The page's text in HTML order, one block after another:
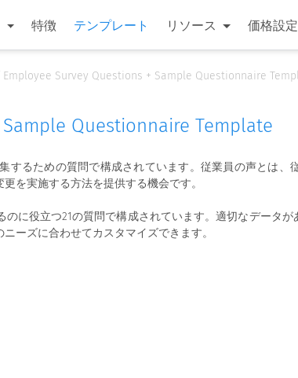
特徴 テンプレート リソース 価格設定
Survey Questions + Sample Questionnaire
Questionnaire Template
るための質問で構成されています。従業員の声とは、
を実施する方法を提供する機会です。
に役立つ21の質問で構成されています。適切なデータ
ーズに合わせてカスタマイズできます。